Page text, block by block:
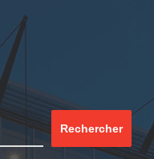
Rechercher